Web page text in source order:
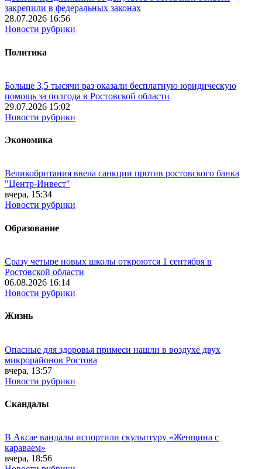
закрепили в федеральных законах
28.07.2026 16:56
Новости рубрики
Политика
Больше 3,5 тысячи раз оказали бесплатную юридическую
помощь за полгода в Ростовской области
29.07.2026 15:02
Новости рубрики
Экономика
Великобритания ввела санкции против ростовского банка
"Центр-Инвест"
вчера, 15:34
Новости рубрики
Образование
Сразу четыре новых школы откроются 1 сентября в
Ростовской области
06.08.2026 16:14
Новости рубрики
Жизнь
Опасные для здоровья примеси нашли в воздухе двух
микрорайонов Ростова
вчера, 13:57
Новости рубрики
Скандалы
В Аксае вандалы испортили скульптуру «Женщина с
караваем»
вчера, 18:56